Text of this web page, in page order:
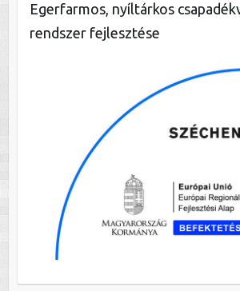
Egerfarmos, nyíltárkos
rendszer fejlesztése